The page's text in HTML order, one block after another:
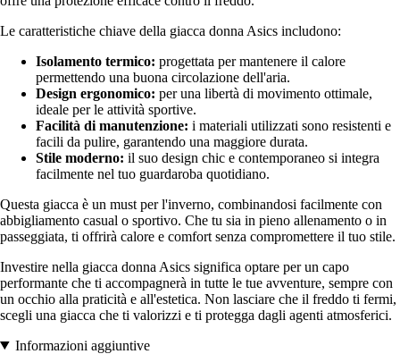
Le caratteristiche chiave della giacca donna Asics includono:
Isolamento termico: progettata per mantenere il calore
permettendo una buona circolazione dell'aria.
Design ergonomico: per una libertà di movimento ottimale,
ideale per le attività sportive.
Facilità di manutenzione: i materiali utilizzati sono resistenti e
facili da pulire, garantendo una maggiore durata.
Stile moderno: il suo design chic e contemporaneo si integra
facilmente nel tuo guardaroba quotidiano.
Questa giacca è un must per l'inverno, combinandosi facilmente con
abbigliamento casual o sportivo. Che tu sia in pieno allenamento o in
passeggiata, ti offrirà calore e comfort senza compromettere il tuo stile.
Investire nella giacca donna Asics significa optare per un capo
performante che ti accompagnerà in tutte le tue avventure, sempre con
un occhio alla praticità e all'estetica. Non lasciare che il freddo ti fermi,
scegli una giacca che ti valorizzi e ti protegga dagli agenti atmosferici.
Informazioni aggiuntive